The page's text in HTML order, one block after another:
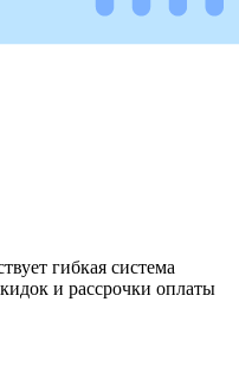
гибкая система
и рассрочки оплаты